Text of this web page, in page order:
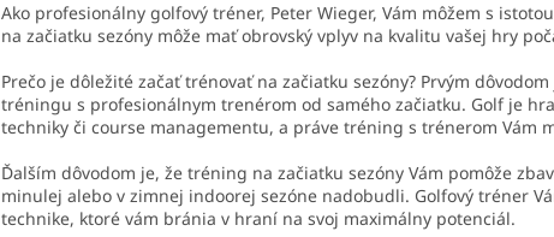
Ako profesionálny golfový tréner, Peter Wieger, Vám môžem s
na začiatku sezóny môže mať obrovský vplyv na kvalitu vašej hry
Prečo je dôležité začať trénovať na začiatku sezóny? Prvým
tréningu s profesionálnym trenérom od samého začiatku. Golf je
techniky či course managementu, a práve tréning s trénerom Vám
Ďalším dôvodom je, že tréning na začiatku sezóny Vám pomôže
minulej alebo v zimnej indoorej sezóne nadobudli. Golfový tréner
technike, ktoré vám bránia v hraní na svoj maximálny potenciál.